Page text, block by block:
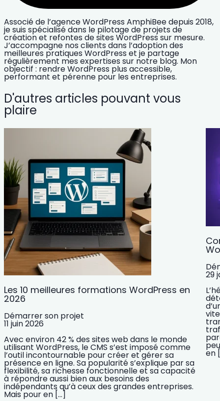
Associé de l’agence WordPress AmphiBee depuis 2018,
je suis spécialisé dans le pilotage de projets de
création et refontes de sites WordPress sur mesure.
J’accompagne nos clients dans l’adoption des
meilleures pratiques WordPress et je partage
régulièrement mes expertises sur notre blog. Mon
objectif : rendre WordPress plus accessible,
performant et pérenne pour les entreprises.
D'autres articles pouvant vous
plaire
Les 10 meilleures formations WordPress en
2026
Démarrer son projet
11 juin 2026
Avec environ 42 % des sites web dans le monde
utilisant WordPress, le CMS s’est imposé comme
l’outil incontournable pour créer et gérer sa
présence en ligne. Sa popularité s’explique par sa
flexibilité, sa richesse fonctionnelle et sa capacité
à répondre aussi bien aux besoins des
indépendants qu’à ceux des grandes entreprises.
Mais pour en […]
29
en